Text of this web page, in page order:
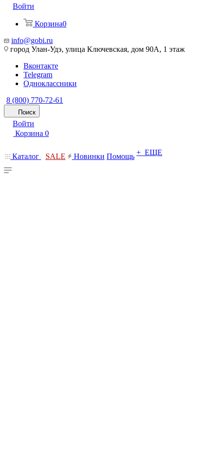
Войти
Корзина0
info@gobi.ru
город Улан-Удэ, улица Ключевская, дом 90А, 1 этаж
Вконтакте
Telegram
Одноклассники
8 (800) 770-72-61
Поиск
Войти
Корзина 0
Каталог SALE Новинки Помощь + ЕЩЕ